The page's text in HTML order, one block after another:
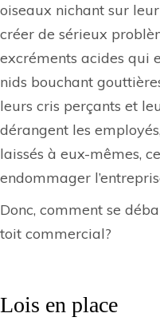
oiseaux nichant sur leur
créer de sérieux
excréments acides qui
nids bouchant
leurs cris perçants et
dérangent les
laissés à eux-mêmes,
endommager
Donc, comment se
toit commercial?
Lois en place